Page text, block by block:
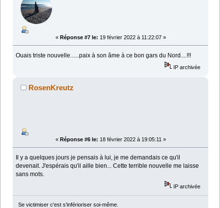
« Réponse #7 le: 19 février 2022 à 11:22:07 »
Ouais triste nouvelle......paix à son âme à ce bon gars du Nord....!!!
IP archivée
RosenKreutz
« Réponse #6 le: 18 février 2022 à 19:05:11 »
Il y a quelques jours je pensais à lui, je me demandais ce qu'il
devenait. J'espérais qu'il aille bien... Cette terrible nouvelle me laisse
sans mots.
IP archivée
Se victimiser c'est s'inférioriser soi-même.